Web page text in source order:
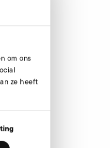
om ons
ze heeft